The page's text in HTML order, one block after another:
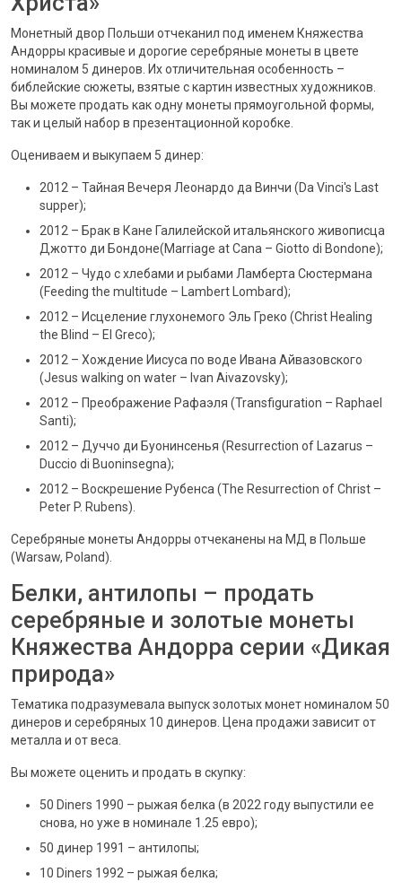
Монетный двор Польши отчеканил под именем Княжества
Андорры красивые и дорогие серебряные монеты в цвете
номиналом 5 динеров. Их отличительная особенность –
библейские сюжеты, взятые с картин известных художников.
Вы можете продать как одну монеты прямоугольной формы,
так и целый набор в презентационной коробке.
Оцениваем и выкупаем 5 динер:
2012 – Тайная Вечеря Леонардо да Винчи (Da Vinci's Last
supper);
2012 – Брак в Кане Галилейской итальянского живописца
Джотто ди Бондоне(Marriage at Cana – Giotto di Bondone);
2012 – Чудо с хлебами и рыбами Ламберта Сюстермана
(Feeding the multitude – Lambert Lombard);
2012 – Исцеление глухонемого Эль Греко (Christ Healing
the Blind – El Greco);
2012 – Хождение Иисуса по воде Ивана Айвазовского
(Jesus walking on water – Ivan Aivazovsky);
2012 – Преображение Рафаэля (Transfiguration – Raphael
Santi);
2012 – Дуччо ди Буонинсенья (Resurrection of Lazarus –
Duccio di Buoninsegna);
2012 – Воскрешение Рубенса (The Resurrection of Christ –
Peter P. Rubens).
Серебряные монеты Андорры отчеканены на МД в Польше
(Warsaw, Poland).
Белки, антилопы – продать
серебряные и золотые монеты
Княжества Андорра серии «Дикая
природа»
Тематика подразумевала выпуск золотых монет номиналом 50
динеров и серебряных 10 динеров. Цена продажи зависит от
металла и от веса.
Вы можете оценить и продать в скупку:
50 Diners 1990 – рыжая белка (в 2022 году выпустили ее
снова, но уже в номинале 1.25 евро);
50 динер 1991 – антилопы;
10 Diners 1992 – рыжая белка;